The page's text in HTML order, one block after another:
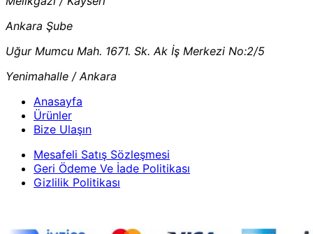
Ankara Şube
Uğur Mumcu Mah. 1671. Sk. Ak İş Merkezi No:2/5
Yenimahalle / Ankara
Anasayfa
Ürünler
Bize Ulaşın
Mesafeli Satış Sözleşmesi
Geri Ödeme Ve İade Politikası
Gizlilik Politikası